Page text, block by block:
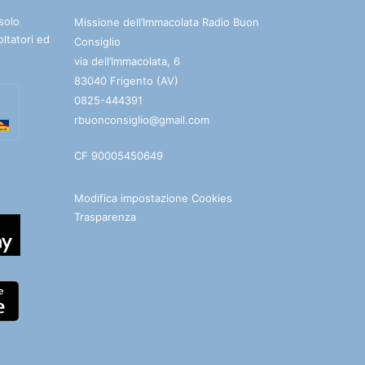
ed
Missione dell’Immacolata Radio Buon
Consiglio
via dell’Immacolata, 6
83040 Frigento (AV)
0825-444391
rbuonconsiglio@gmail.com
CF 90005450649
Modifica impostazione Cookies
Trasparenza